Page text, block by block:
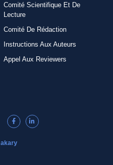
Comité Scientifique Et De
Lecture
Comité De Rédaction
Instructions Aux Auteurs
Appel Aux Reviewers
akary